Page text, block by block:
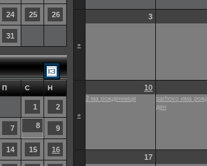
24 25 26
31
П С Н
1 2
7 8 9
14 15 16
»
3
»
10
2-ма рожденници
parhovo има
ден
17